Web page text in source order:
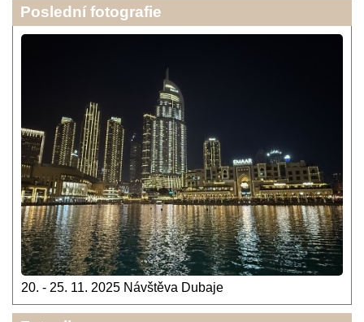
Poslední fotografie
20. - 25. 11. 2025 Návštěva Dubaje